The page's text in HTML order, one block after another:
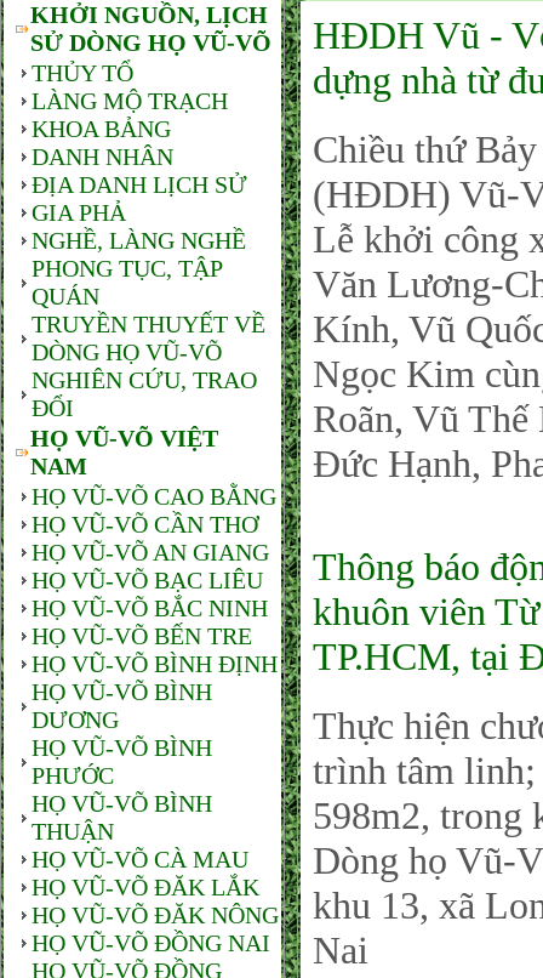
KHỞI NGUỒN, LỊCH
SỬ DÒNG HỌ VŨ-VÕ
THỦY TỔ
LÀNG MỘ TRẠCH
KHOA BẢNG
DANH NHÂN
ĐỊA DANH LỊCH SỬ
GIA PHẢ
NGHỀ, LÀNG NGHỀ
PHONG TỤC, TẬP
QUÁN
TRUYỀN THUYẾT VỀ
DÒNG HỌ VŨ-VÕ
NGHIÊN CỨU, TRAO
ĐỔI
HỌ VŨ-VÕ VIỆT
NAM
HỌ VŨ-VÕ CAO BẰNG
HỌ VŨ-VÕ CẦN THƠ
HỌ VŨ-VÕ AN GIANG
HỌ VŨ-VÕ BẠC LIÊU
HỌ VŨ-VÕ BẮC NINH
HỌ VŨ-VÕ BẾN TRE
HỌ VŨ-VÕ BÌNH ĐỊNH
HỌ VŨ-VÕ BÌNH
DƯƠNG
HỌ VŨ-VÕ BÌNH
PHƯỚC
HỌ VŨ-VÕ BÌNH
THUẬN
HỌ VŨ-VÕ CÀ MAU
HỌ VŨ-VÕ ĐĂK LẮK
HỌ VŨ-VÕ ĐĂK NÔNG
HỌ VŨ-VÕ ĐỒNG NAI
HỌ VŨ-VÕ ĐỒNG
HĐDH Vũ -
dựng nhà từ
Chiều thứ
(HĐDH) Vũ-
Lễ khởi công
Văn Lương-
Kính, Vũ
Ngọc Kim
Roãn, Vũ
Đức Hạnh,
Thông báo
khuôn viên
TP.HCM, tại
Thực hiện
trình tâm linh;
598m2, trong
Dòng họ Vũ-
khu 13, xã
Nai